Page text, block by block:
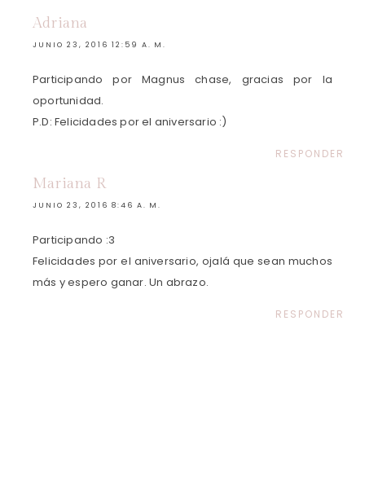
Adriana
JUNIO 23, 2016 12:59 A. M.
Participando por Magnus chase, gracias por la
oportunidad.
P.D: Felicidades por el aniversario :)
RESPONDER
Mariana R
JUNIO 23, 2016 8:46 A. M.
Participando :3
Felicidades por el aniversario, ojalá que sean muchos
más y espero ganar. Un abrazo.
RESPONDER